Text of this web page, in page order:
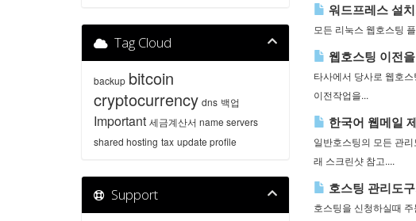
워드프레스 설
모든 리눅스 웹호스팅
웹호스팅 이전
타사에서 당사로 웹호
이전작업을...
한국어 웹메일
일반호스팅의 모든 관
래 스크린샷 참고....
호스팅 관리도
호스팅을 신청하실때
Tag Cloud
backup bitcoin
cryptocurrency dns 백업
Important 세금계산서 name servers
shared hosting tax update profile
Support